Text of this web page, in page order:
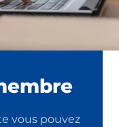
vous pouvez